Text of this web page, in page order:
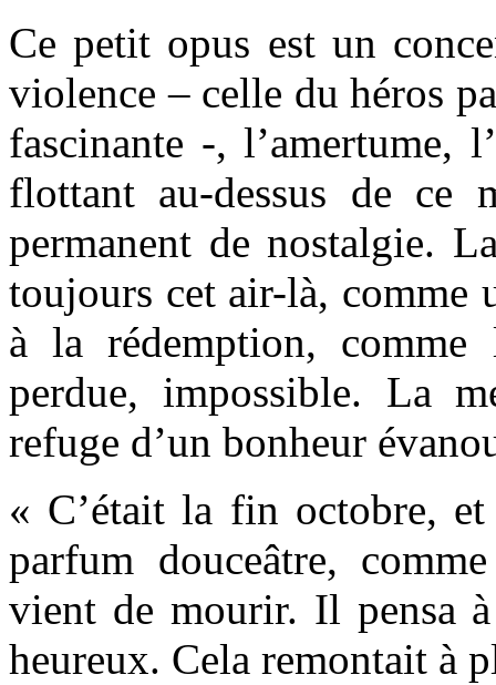
Ce petit opus est un
violence – celle du héros
fascinante -, l’amertume,
flottant au-dessus de ce
permanent de nostalgie.
toujours cet air-là, comme
à la rédemption, comme
perdue, impossible. La
refuge d’un bonheur
« C’était la fin octobre,
parfum douceâtre,
vient de mourir. Il pensa
heureux. Cela remontait à